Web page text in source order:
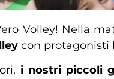
Volley! Nella
con protagonisti
i nostri piccoli